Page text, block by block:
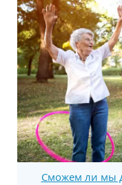
Сможем ли мы